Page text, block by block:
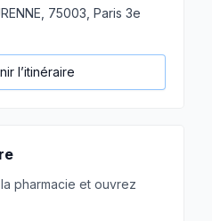
75003, Paris 3e
l’itinéraire
pharmacie et ouvrez